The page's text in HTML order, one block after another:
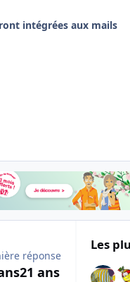
intégrées aux mails
réponse
21 ans
Les